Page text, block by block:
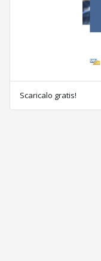
Scaricalo gratis!